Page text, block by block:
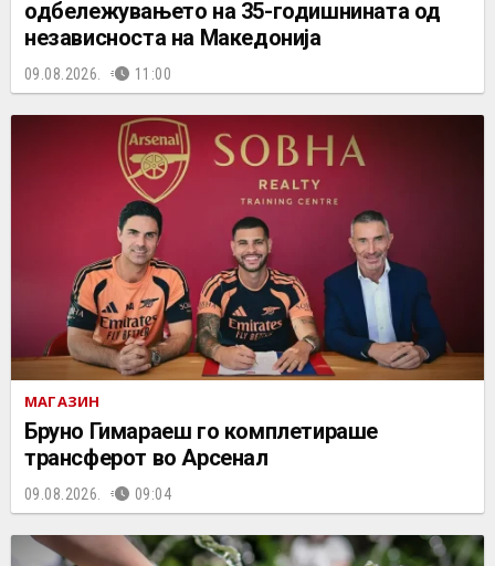
одбележувањето на 35-годишнината од
независноста на Македонија
09.08.2026. 11:00
МАГАЗИН
Бруно Гимараеш го комплетираше
трансферот во Арсенал
09.08.2026. 09:04